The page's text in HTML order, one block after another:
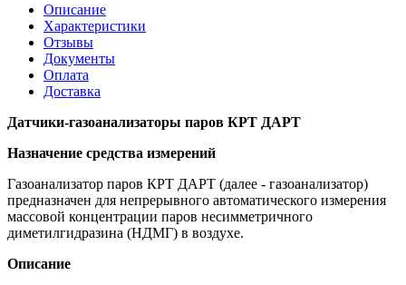
Описание
Характеристики
Отзывы
Документы
Оплата
Доставка
Датчики-газоанализаторы паров КРТ ДАРТ
Назначение средства измерений
Газоанализатор паров КРТ ДАРТ (далее - газоанализатор)
предназначен для непрерывного автоматического измерения
массовой концентрации паров несимметричного
диметилгидразина (НДМГ) в воздухе.
Описание